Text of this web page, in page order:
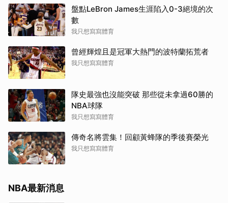
盤點LeBron James生涯陷入0-3絕境的次
數
我只想寫寫體育
曾經輝煌且是冠軍大熱門的波特蘭拓荒者
我只想寫寫體育
隊史最強也沒能突破 那些從未拿過60勝的
NBA球隊
我只想寫寫體育
傳奇名將雲集！回顧黃蜂隊的季後賽榮光
我只想寫寫體育
NBA最新消息